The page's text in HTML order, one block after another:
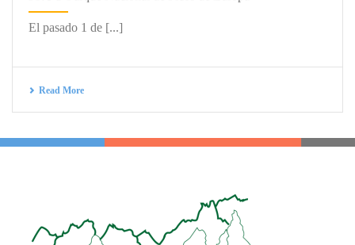
El pasado 1 de [...]
Read More